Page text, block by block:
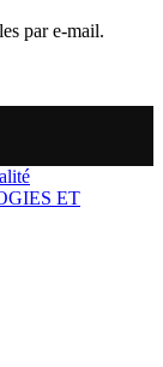
par e-mail.
ET